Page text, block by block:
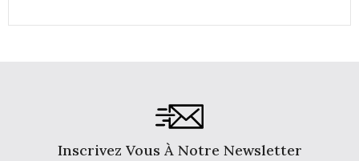
Inscrivez Vous À Notre Newsletter